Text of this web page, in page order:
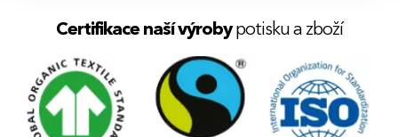
Certifikace naší výrobypotisku a zboží